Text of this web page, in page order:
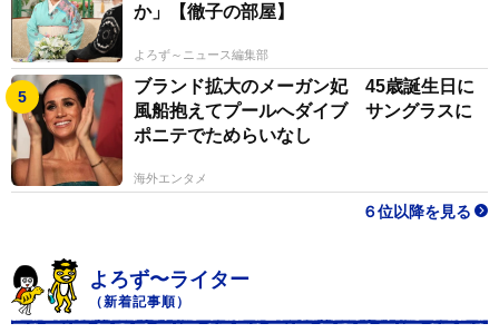
か」【徹子の部屋】
よろず～ニュース編集部
ブランド拡大のメーガン妃 45歳誕生日に
風船抱えてプールへダイブ サングラスに
ポニテでためらいなし
海外エンタメ
６位以降を見る
よろず〜ライター
（新着記事順）